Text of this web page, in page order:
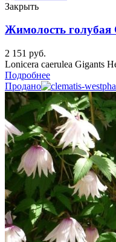
Закрыть
Жимолость голубая
2 151 руб.
Lonicera caerulea Gigants
Подробнее
Продано